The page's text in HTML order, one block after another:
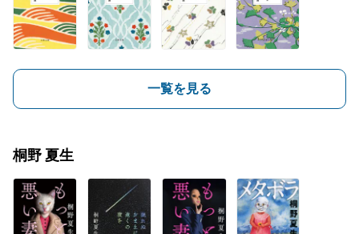
一覧を見る
桐野 夏生